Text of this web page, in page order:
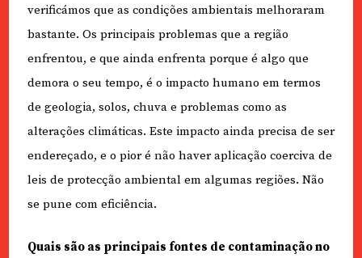
verificámos que as condições ambientais melhoraram
bastante. Os principais problemas que a região
enfrentou, e que ainda enfrenta porque é algo que
demora o seu tempo, é o impacto humano em termos
de geologia, solos, chuva e problemas como as
alterações climáticas. Este impacto ainda precisa de ser
endereçado, e o pior é não haver aplicação coerciva de
leis de protecção ambiental em algumas regiões. Não
se pune com eficiência.
Quais são as principais fontes de contaminação no